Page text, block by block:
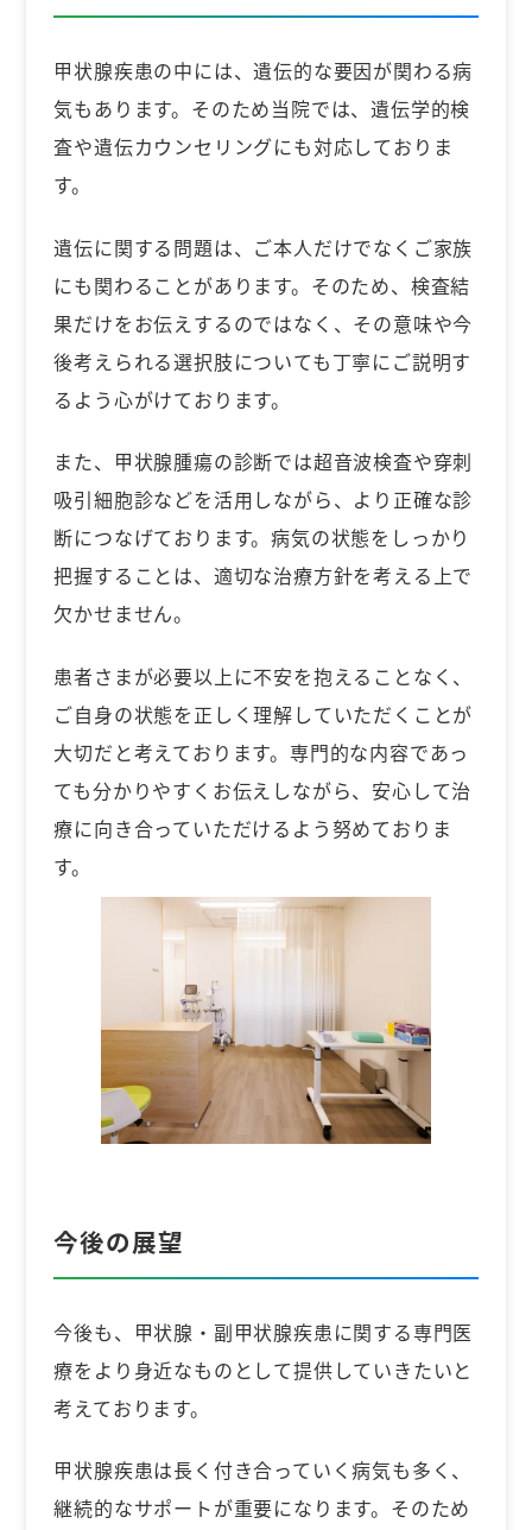
甲状腺疾患の中には、遺伝的な要因が関わる病
気もあります。そのため当院では、遺伝学的検
査や遺伝カウンセリングにも対応しておりま
す。
遺伝に関する問題は、ご本人だけでなくご家族
にも関わることがあります。そのため、検査結
果だけをお伝えするのではなく、その意味や今
後考えられる選択肢についても丁寧にご説明す
るよう心がけております。
また、甲状腺腫瘍の診断では超音波検査や穿刺
吸引細胞診などを活用しながら、より正確な診
断につなげております。病気の状態をしっかり
把握することは、適切な治療方針を考える上で
欠かせません。
患者さまが必要以上に不安を抱えることなく、
ご自身の状態を正しく理解していただくことが
大切だと考えております。専門的な内容であっ
ても分かりやすくお伝えしながら、安心して治
療に向き合っていただけるよう努めておりま
す。
今後の展望
今後も、甲状腺・副甲状腺疾患に関する専門医
療をより身近なものとして提供していきたいと
考えております。
甲状腺疾患は長く付き合っていく病気も多く、
継続的なサポートが重要になります。そのため